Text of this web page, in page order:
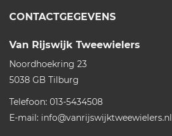
CONTACTGEGEVENS
Van Rijswijk Tweewielers
Noordhoekring 23
5038 GB Tilburg
Telefoon: 013-5434508
E-mail: info@vanrijswijktweewielers.nl